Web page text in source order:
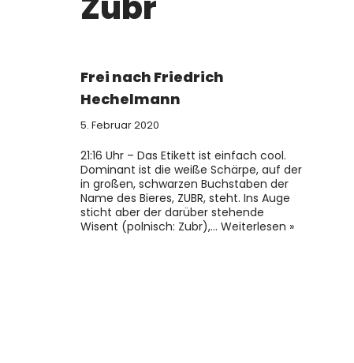
Frei nach Friedrich
Hechelmann
5. Februar 2020
21:16 Uhr – Das Etikett ist einfach cool.
Dominant ist die weiße Schärpe, auf der
in großen, schwarzen Buchstaben der
Name des Bieres, ZUBR, steht. Ins Auge
sticht aber der darüber stehende
Wisent (polnisch: Zubr),… Weiterlesen »